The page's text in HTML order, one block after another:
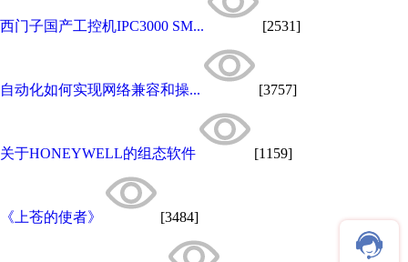
西门子国产工控机IPC3000 SM... [2531]
自动化如何实现网络兼容和操... [3757]
关于HONEYWELL的组态软件 [1159]
《上苍的使者》 [3484]